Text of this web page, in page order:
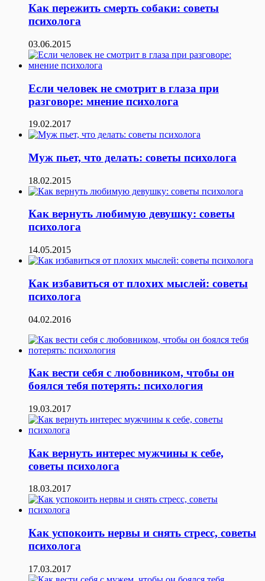
Как пережить смерть собаки: советы
психолога
03.06.2015
Если человек не смотрит в глаза при
разговоре: мнение психолога
19.02.2017
Муж пьет, что делать: советы психолога
18.02.2015
Как вернуть любимую девушку: советы
психолога
14.05.2015
Как избавиться от плохих мыслей: советы
психолога
04.02.2016
Как вести себя с любовником, чтобы он
боялся тебя потерять: психология
19.03.2017
Как вернуть интерес мужчины к себе,
советы психолога
18.03.2017
Как успокоить нервы и снять стресс, советы
психолога
17.03.2017